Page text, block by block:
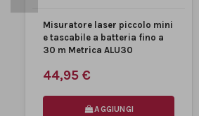
MARCA
Misuratore laser piccolo mini
e tascabile a batteria fino a
30 m Metrica ALU30
44,95 €
AGGIUNGI